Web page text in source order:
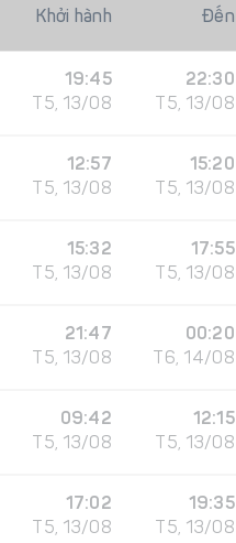
Khởi hành Đến
19:45
T5, 13/08
22:30
T5, 13/08
12:57
T5, 13/08
15:20
T5, 13/08
15:32
T5, 13/08
17:55
T5, 13/08
21:47
T5, 13/08
00:20
T6, 14/08
09:42
T5, 13/08
12:15
T5, 13/08
17:02
T5, 13/08
19:35
T5, 13/08